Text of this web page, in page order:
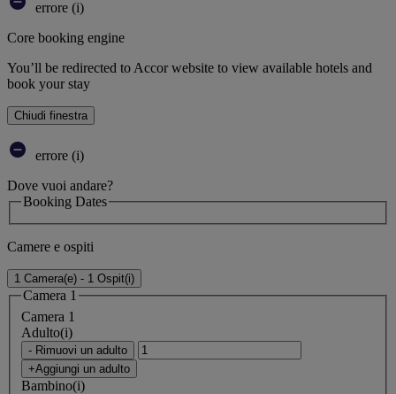
errore (i)
Core booking engine
You’ll be redirected to Accor website to view available hotels and
book your stay
Chiudi finestra
errore (i)
Dove vuoi andare?
Booking Dates
Camere e ospiti
1 Camera(e) - 1 Ospit(i)
Camera 1
Camera 1
Adulto(i)
- Rimuovi un adulto
+Aggiungi un adulto
Bambino(i)